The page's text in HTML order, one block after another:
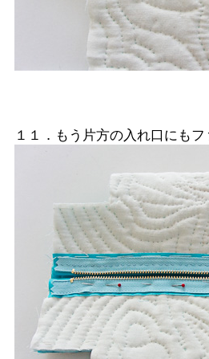
１１．もう片方の入れ口にも